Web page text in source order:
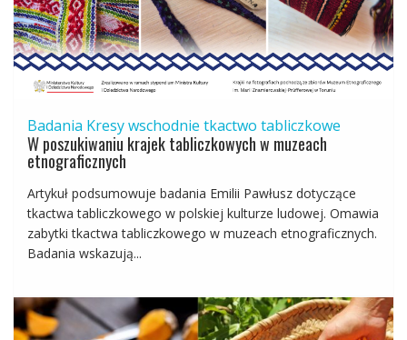
Badania Kresy wschodnie tkactwo tabliczkowe
W poszukiwaniu krajek tabliczkowych w muzeach
etnograficznych
Artykuł podsumowuje badania Emilii Pawłusz dotyczące
tkactwa tabliczkowego w polskiej kulturze ludowej. Omawia
zabytki tkactwa tabliczkowego w muzeach etnograficznych.
Badania wskazują...